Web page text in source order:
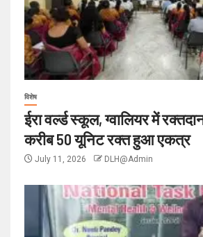
विशेष
ईरा वर्ल्ड स्कूल, ग्वालियर में
करीब 50 यूनिट रक्त हुआ एकत्र
July 11, 2026 DLH@Admin